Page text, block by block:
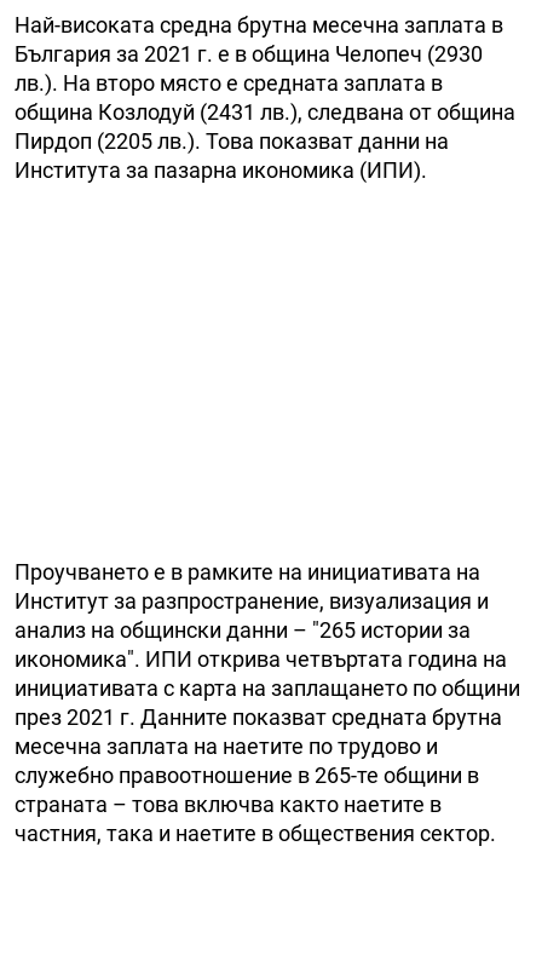
Най-високата средна брутна месечна заплата в
България за 2021 г. е в община Челопеч (2930
лв.). На второ място е средната заплата в
община Козлодуй (2431 лв.), следвана от община
Пирдоп (2205 лв.). Това показват данни на
Института за пазарна икономика (ИПИ).
Проучването е в рамките на инициативата на
Институт за разпространение, визуализация и
анализ на общински данни – "265 истории за
икономика". ИПИ открива четвъртата година на
инициативата с карта на заплащането по общини
през 2021 г. Данните показват средната брутна
месечна заплата на наетите по трудово и
служебно правоотношение в 265-те общини в
страната – това включва както наетите в
частния, така и наетите в обществения сектор.